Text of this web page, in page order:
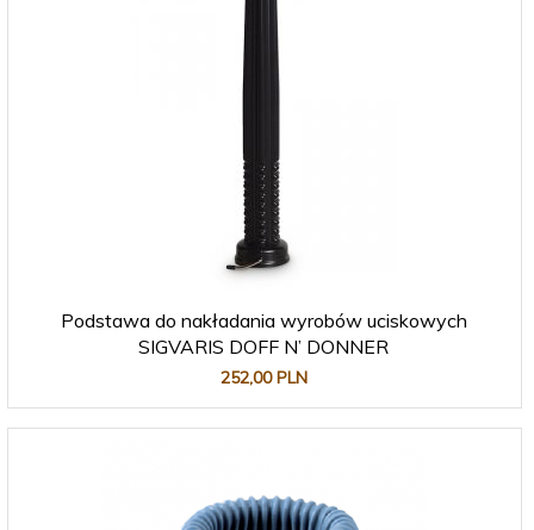
Podstawa do nakładania wyrobów uciskowych
SIGVARIS DOFF N’ DONNER
252,00 PLN